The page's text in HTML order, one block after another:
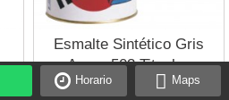
Esmalte Sintético Gris
Acero 503 Titanlux
Interior-Exterior Brillo
Horario Maps